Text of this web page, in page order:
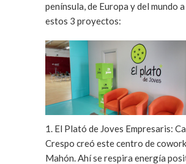
península, de Europa y del mundo
estos 3 proyectos:
1. El Plató de Joves Empresaris:
Crespo creó este centro de
Mahón. Ahí se respira energía